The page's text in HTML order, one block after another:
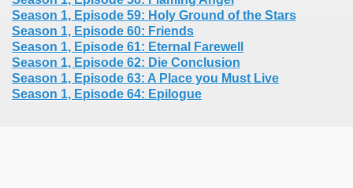
Season 1, Episode 59: Holy Ground of the Stars
Season 1, Episode 60: Friends
Season 1, Episode 61: Eternal Farewell
Season 1, Episode 62: Die Conclusion
Season 1, Episode 63: A Place you Must Live
Season 1, Episode 64: Epilogue